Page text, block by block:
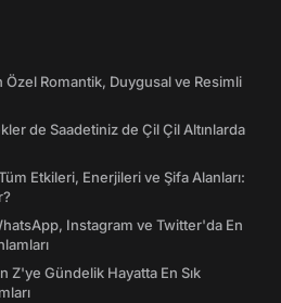
Özel Romantik, Duygusal ve Resimli
de Saadetiniz de Çil Çil Altınlarda
Etkileri, Enerjileri ve Şifa Alanları:
Instagram ve Twitter'da En
Z'ye Gündelik Hayatta En Sık